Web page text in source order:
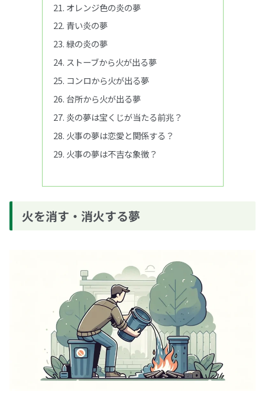
オレンジ色の炎の夢
青い炎の夢
緑の炎の夢
ストーブから火が出る夢
コンロから火が出る夢
台所から火が出る夢
炎の夢は宝くじが当たる前兆？
火事の夢は恋愛と関係する？
火事の夢は不吉な象徴？
火を消す・消火する夢